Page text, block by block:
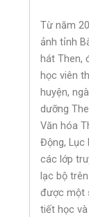
Từ năm
ảnh tỉnh
hát Then,
học viên
huyện,
dưỡng
Văn hóa
Động, Lục
các lớp
lạc bộ
được một
tiết học